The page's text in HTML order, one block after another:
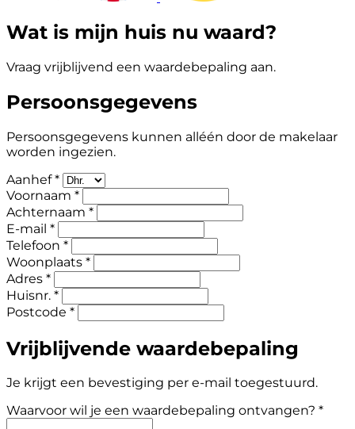
Wat is mijn huis nu waard?
Vraag vrijblijvend een waardebepaling aan.
Persoonsgegevens
Persoonsgegevens kunnen alléén door de makelaar
worden ingezien.
Aanhef *
Voornaam *
Achternaam *
E-mail *
Telefoon *
Woonplaats *
Adres *
Huisnr. *
Postcode *
Vrijblijvende waardebepaling
Je krijgt een bevestiging per e-mail toegestuurd.
Waarvoor wil je een waardebepaling ontvangen? *